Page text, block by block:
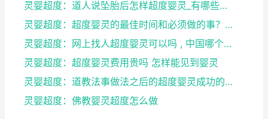
灵婴超度：道人说坠胎后怎样超度婴灵_有哪些方法可
灵婴超度：超度婴灵的最佳时间和必须做的事？婴灵超度...
灵婴超度：网上找人超度婴灵可以吗 , 中国哪个寺庙...
灵婴超度：超度婴灵费用贵吗 怎样能见到婴灵
灵婴超度：道教法事做法之后的超度婴灵成功的征兆
灵婴超度：佛教婴灵超度怎么做